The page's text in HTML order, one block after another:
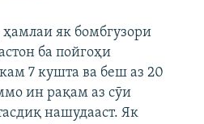
як бомбгузори
ба пойгоҳи
7 кушта ва беш аз 20
ин рақам аз сӯи
нашудааст. Як